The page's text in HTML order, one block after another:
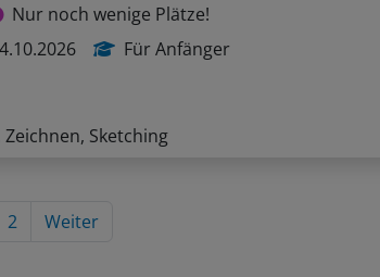
Nur noch wenige Plätze!
Für Anfänger
Sketching
2 Weiter